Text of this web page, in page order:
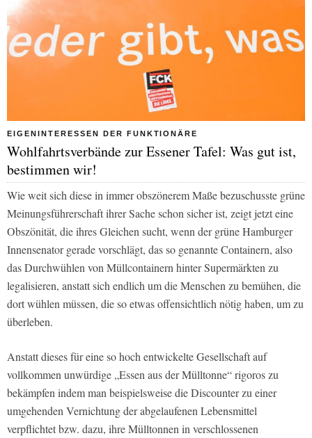
EIGENINTERESSEN DER FUNKTIONÄRE
Wohlfahrtsverbände zur Essener Tafel: Was gut ist,
bestimmen wir!
Wie weit sich diese in immer obszönerem Maße bezuschusste grüne
Meinungsführerschaft ihrer Sache schon sicher ist, zeigt jetzt eine
Obszönität, die ihres Gleichen sucht, wenn der grüne Hamburger
Innensenator gerade vorschlägt, das so genannte Containern, also
das Durchwühlen von Müllcontainern hinter Supermärkten zu
legalisieren, anstatt sich endlich um die Menschen zu bemühen, die
dort wühlen müssen, die so etwas offensichtlich nötig haben, um zu
überleben.
Anstatt dieses für eine so hoch entwickelte Gesellschaft auf
vollkommen unwürdige „Essen aus der Mülltonne“ rigoros zu
bekämpfen indem man beispielsweise die Discounter zu einer
umgehenden Vernichtung der abgelaufenen Lebensmittel
verpflichtet bzw. dazu, ihre Mülltonnen in verschlossenen